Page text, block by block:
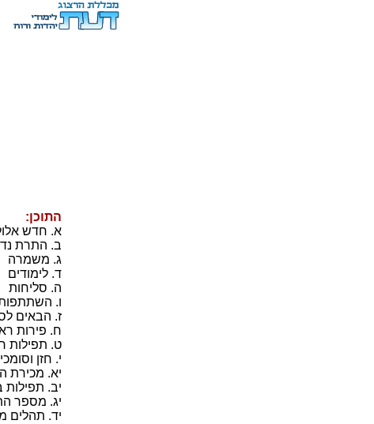
התוכן:
א. חדש
ב. התרת
ג. משמרה
ד. לימודים
ה. סליחות
ו.
ז. הבאים
ח. פירות
ט. תפילות
י. חזן
יא. מכירת
יב.
יג. מספר
יד. תהלים